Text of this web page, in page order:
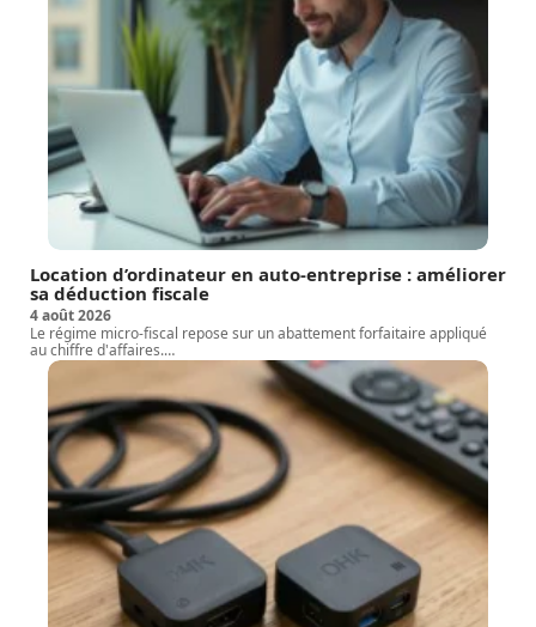
Location d’ordinateur en auto-entreprise : améliorer
sa déduction fiscale
4 août 2026
Le régime micro-fiscal repose sur un abattement forfaitaire appliqué
au chiffre d'affaires.…